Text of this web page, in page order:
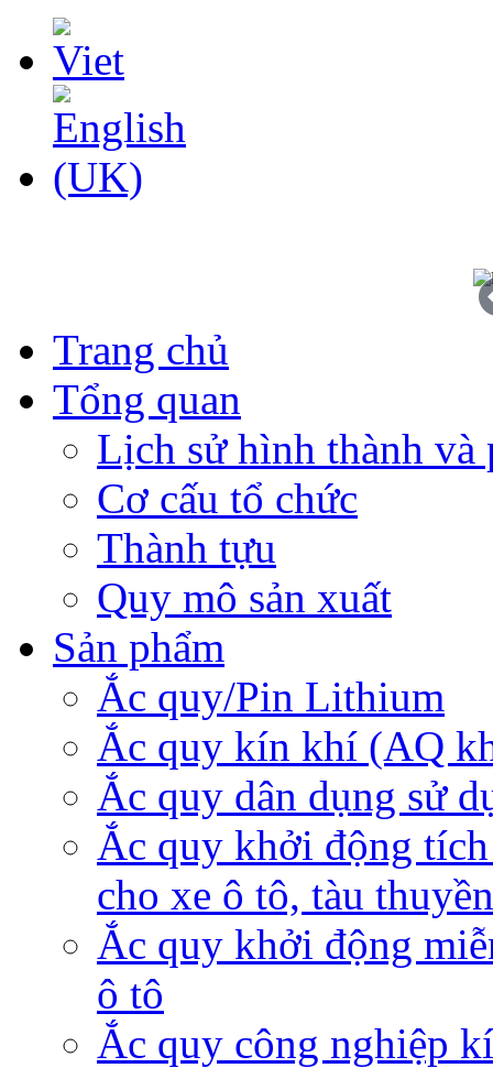
Trang chủ
Tổng quan
Lịch sử hình thành và
Cơ cấu tổ chức
Thành tựu
Quy mô sản xuất
Sản phẩm
Ắc quy/Pin Lithium
Ắc quy kín khí (AQ
Ắc quy dân dụng sử
Ắc quy khởi động
cho xe ô tô, tàu thuyền
Ắc quy khởi động
ô tô
Ắc quy công nghiệp